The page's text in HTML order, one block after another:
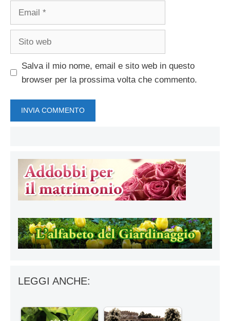
Email
Sito
Salva il mio nome, email e sito web in questo
browser per la prossima volta che commento.
LEGGI ANCHE: